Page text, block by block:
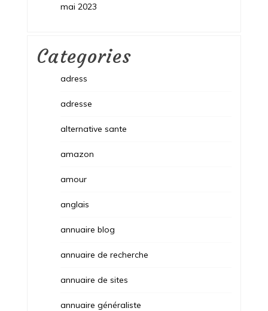
mai 2023
Categories
adress
adresse
alternative sante
amazon
amour
anglais
annuaire blog
annuaire de recherche
annuaire de sites
annuaire généraliste